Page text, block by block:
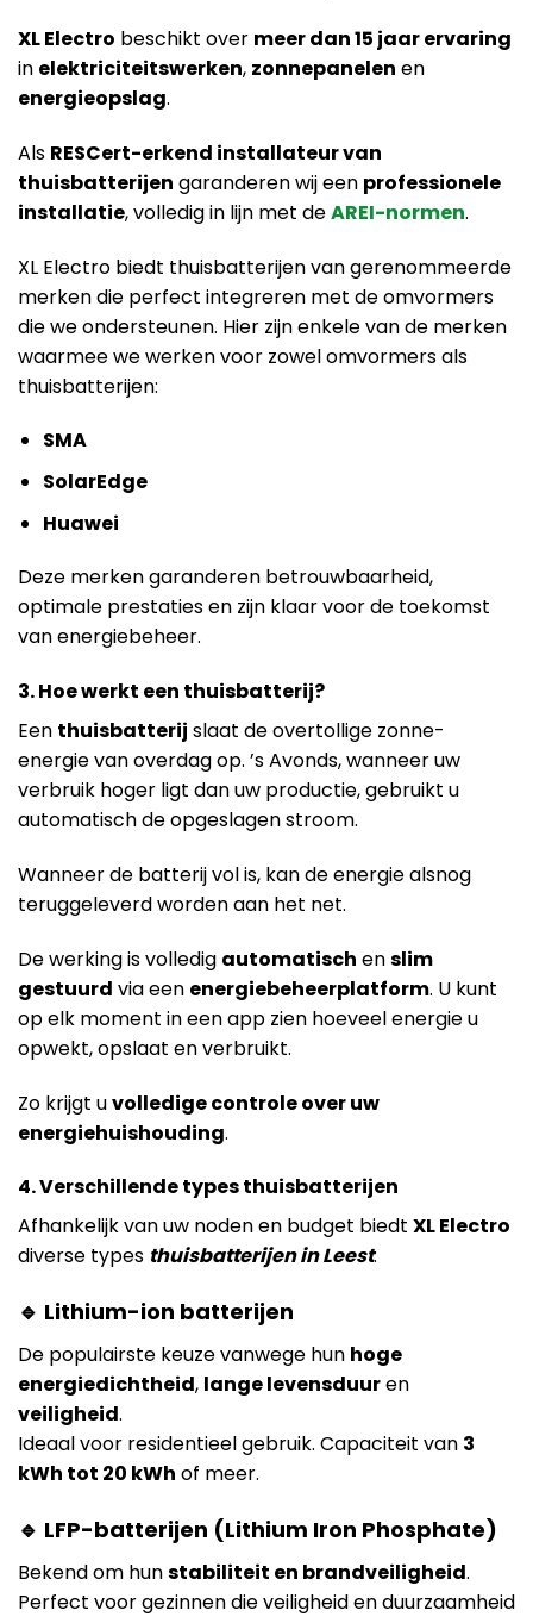
XL Electro beschikt over meer dan 15 jaar ervaring
in elektriciteitswerken, zonnepanelen en
energieopslag.
Als RESCert-erkend installateur van
thuisbatterijen garanderen wij een professionele
installatie, volledig in lijn met deAREI-normen.
XL Electro biedt thuisbatterijen van gerenommeerde
merken die perfect integreren met de omvormers
die we ondersteunen. Hier zijn enkele van de merken
waarmee we werken voor zowel omvormers als
thuisbatterijen:
SMA
SolarEdge
Huawei
Deze merken garanderen betrouwbaarheid,
optimale prestaties en zijn klaar voor de toekomst
van energiebeheer.
3. Hoe werkt een thuisbatterij?
Een thuisbatterij slaat de overtollige zonne-
energie van overdag op. ’s Avonds, wanneer uw
verbruik hoger ligt dan uw productie, gebruikt u
automatisch de opgeslagen stroom.
Wanneer de batterij vol is, kan de energie alsnog
teruggeleverd worden aan het net.
De werking is volledig automatisch enslim
gestuurd via een energiebeheerplatform. U kunt
op elk moment in een app zien hoeveel energie u
opwekt, opslaat en verbruikt.
Zo krijgt uvolledige controle over uw
energiehuishouding.
4. Verschillende types thuisbatterijen
Afhankelijk van uw noden en budget biedt XL Electro
diverse types thuisbatterijen in Leest:
🔹 Lithium-ion batterijen
De populairste keuze vanwege hun hoge
energiedichtheid, lange levensduuren
veiligheid.
Ideaal voor residentieel gebruik. Capaciteit van 3
kWh tot 20 kWh of meer.
🔹 LFP-batterijen (Lithium Iron Phosphate)
Bekend om hunstabiliteit en brandveiligheid.
Perfect voor gezinnen die veiligheid en duurzaamheid